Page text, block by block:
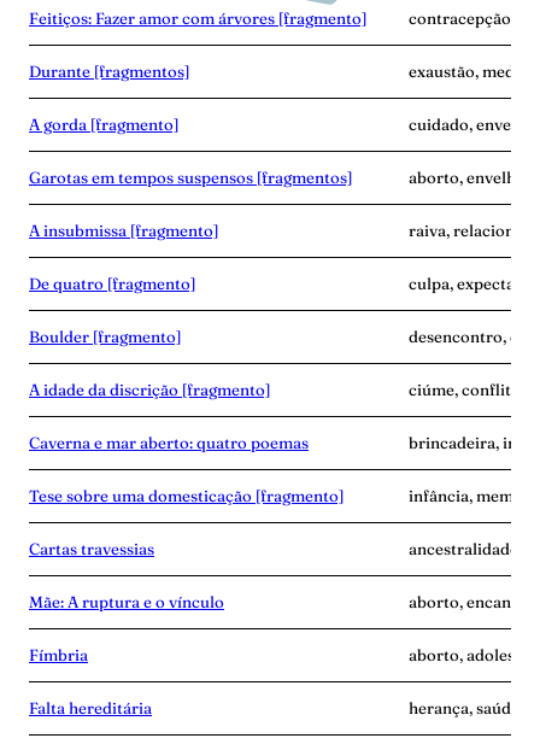
Feitiços: Fazer amor com árvores [fragmento] contracepção,
Durante [fragmentos] exaustão, medo,
A gorda [fragmento] cuidado,
Garotas em tempos suspensos [fragmentos] aborto,
A insubmissa [fragmento] raiva,
De quatro [fragmento] culpa,
Boulder [fragmento] desencontro,
A idade da discrição [fragmento] ciúme, conflito,
Caverna e mar aberto: quatro poemas brincadeira,
Tese sobre uma domesticação [fragmento] infância,
Cartas travessias ancestralidade,
Mãe: A ruptura e o vínculo aborto,
Fímbria aborto,
Falta hereditária herança, saúde